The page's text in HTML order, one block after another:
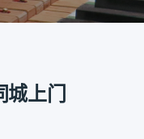
城上门